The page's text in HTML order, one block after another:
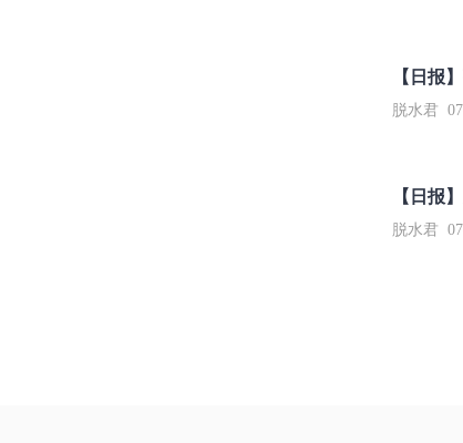
【日报
脱水君
【日报
脱水君